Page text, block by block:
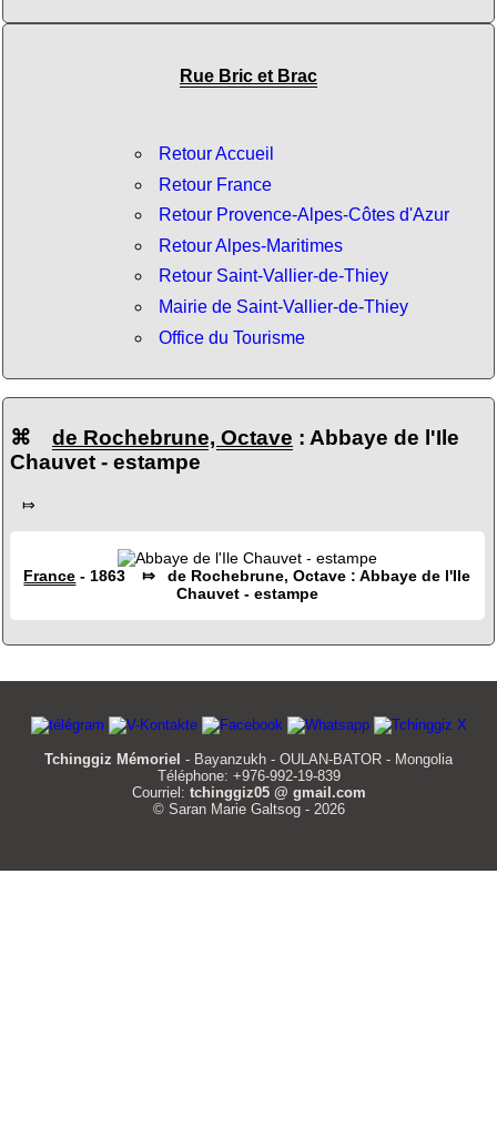
Rue Bric et Brac
Retour Accueil
Retour France
Retour Provence-Alpes-Côtes d'Azur
Retour Alpes-Maritimes
Retour Saint-Vallier-de-Thiey
Mairie de Saint-Vallier-de-Thiey
Office du Tourisme
⌘ de Rochebrune, Octave : Abbaye de l'Ile
Chauvet - estampe
⤇
France - 1863 ⤇ de Rochebrune, Octave : Abbaye de l'Ile
Chauvet - estampe
Tchinggiz Mémoriel - Bayanzukh - OULAN-BATOR - Mongolia
Téléphone: +976-992-19-839
Courriel: tchinggiz05 @ gmail.com
© Saran Marie Galtsog - 2026